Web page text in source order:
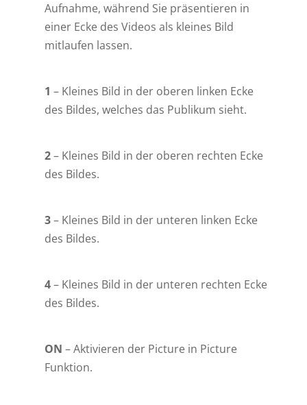
Aufnahme, während Sie präsentieren in
einer Ecke des Videos als kleines Bild
mitlaufen lassen.
1 – Kleines Bild in der oberen linken Ecke
des Bildes, welches das Publikum sieht.
2– Kleines Bild in der oberen rechten Ecke
des Bildes.
3– Kleines Bild in der unteren linken Ecke
des Bildes.
4– Kleines Bild in der unteren rechten Ecke
des Bildes.
ON – Aktivieren der Picture in Picture
Funktion.